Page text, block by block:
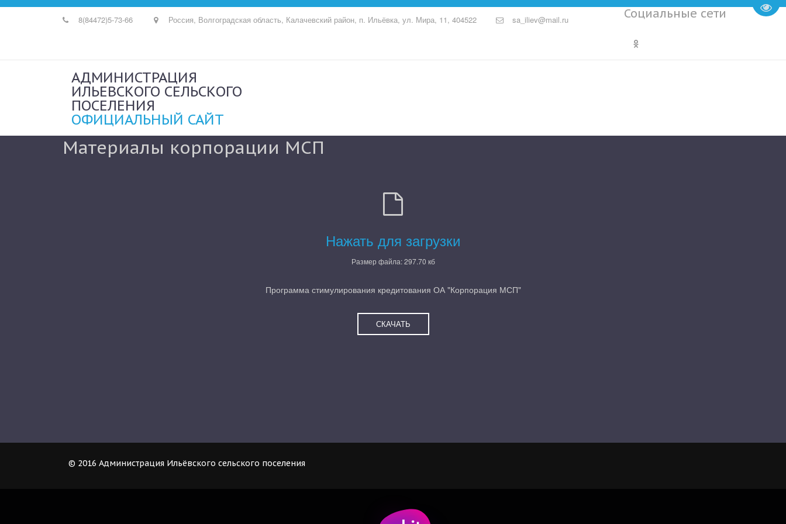
8(84472)5-73-66 Россия, Волгоградская область, Калачевский район, п. Ильёвка, ул. Мира, 11, 404522 sa_iliev@mail.ru Социальные сети
АДМИНИСТРАЦИЯ
ИЛЬЕВСКОГО СЕЛЬСКОГО
ПОСЕЛЕНИЯ
ОФИЦИАЛЬНЫЙ САЙТ
Материалы корпорации МСП
Нажать для загрузки
Размер файла: 297.70 кб
Программа стимулирования кредитования ОА "Корпорация МСП"
СКАЧАТЬ
© 2016 Администрация Ильёвского сельского поселения